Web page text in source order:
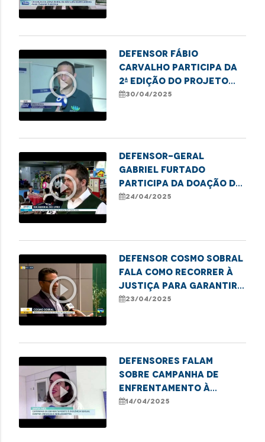
play_circle_outline
Defensor Fábio
Carvalho participa da
2ª edição do projeto
Cidadania Transgênero
30/04/2025
play_circle_outline
Defensor-geral
Gabriel Furtado
participa da doação de
livros à Biblioteca
24/04/2025
play_circle_outline
Defensor Cosmo Sobral
fala como recorrer à
Justiça para garantir
seus direitos na área
23/04/2025
play_circle_outline
Defensores falam
sobre Campanha de
Enfrentamento à
Violência Sexual
14/04/2025